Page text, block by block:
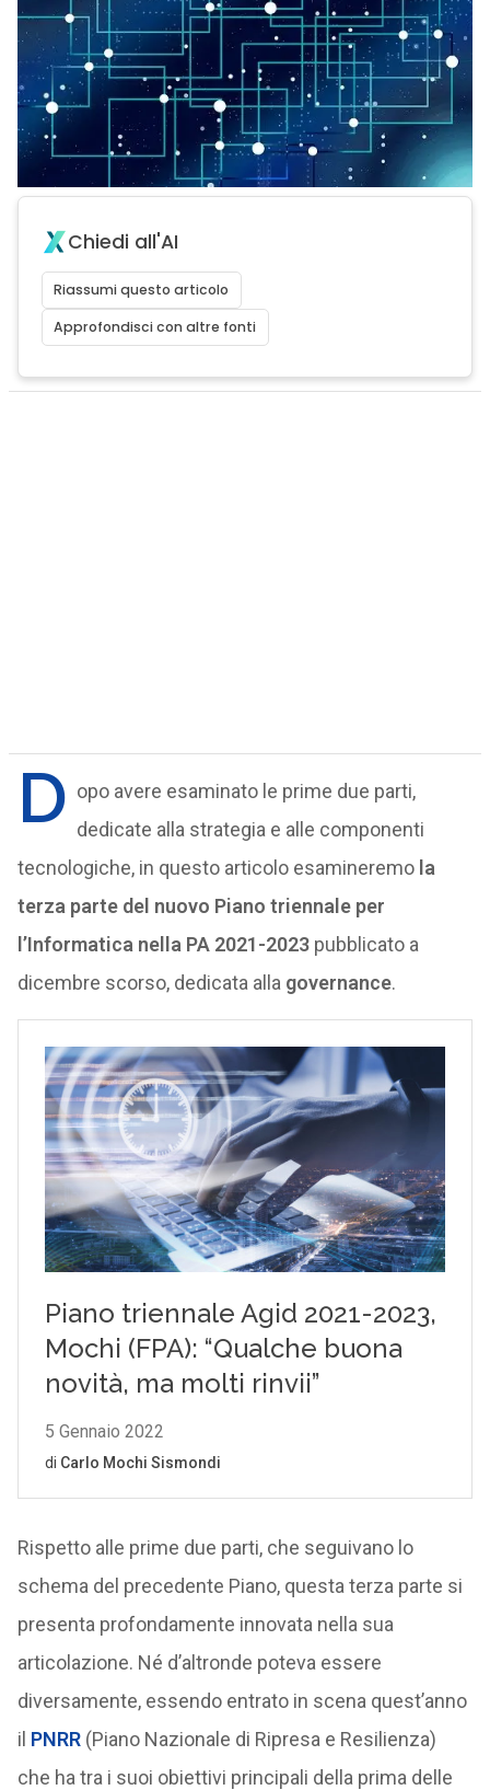
Chiedi all'AI
Riassumi questo articolo
Approfondisci con altre fonti
D opo avere esaminato le prime due parti,
dedicate alla strategia e alle componenti
tecnologiche, in questo articolo esamineremola
terza parte del nuovo Piano triennale per
l’Informatica nella PA 2021-2023pubblicato a
dicembre scorso, dedicata alla governance.
Rispetto alle prime due parti, che seguivano lo
schema del precedente Piano, questa terza parte si
presenta profondamente innovata nella sua
articolazione. Né d’altronde poteva essere
diversamente, essendo entrato in scena quest’anno
il PNRR (Piano Nazionale di Ripresa e Resilienza)
che ha tra i suoi obiettivi principali della prima delle